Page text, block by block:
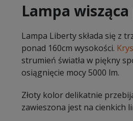
Lampa
Lampa Liberty składa się z
ponad 160cm wysokości.
strumień światła w piękny
osiągnięcie mocy 5000 lm.
Złoty kolor delikatnie
zawieszona jest na cienkich